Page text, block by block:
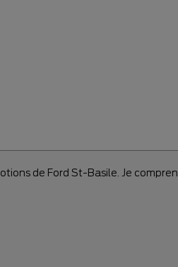
de Ford St-Basile. Je